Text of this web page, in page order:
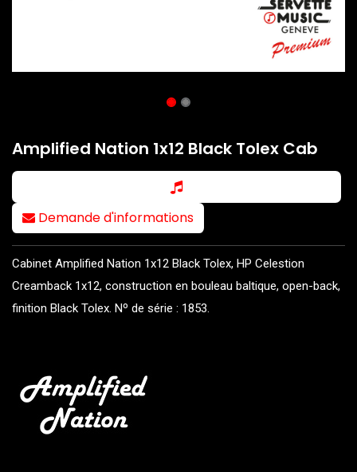
Amplified Nation 1x12 Black Tolex Cab
Demande d'informations
Cabinet Amplified Nation 1x12 Black Tolex, HP Celestion
Creamback 1x12, construction en bouleau baltique, open-back,
finition Black Tolex. Nº de série : 1853.